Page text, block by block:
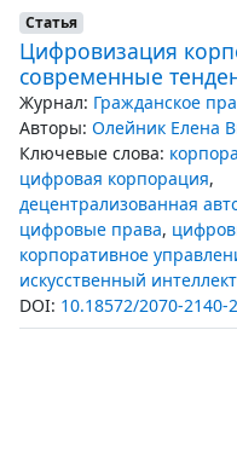
Статья
Цифровизация
современные
Журнал: Гражданское
Авторы: Олейник Елена
Ключевые слова:
цифровая корпорация,
децентрализованная
цифровые права,
корпоративное
искусственный интеллект
DOI: 10.18572/2070-2140-